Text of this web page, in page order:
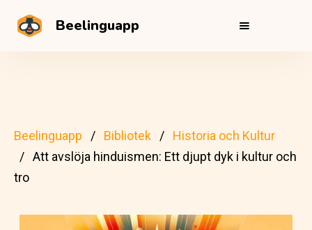
Beelinguapp
Beelinguapp Bibliotek
Historia och Kultur
Att avslöja hinduismen: Ett djupt dyk i kultur och
tro